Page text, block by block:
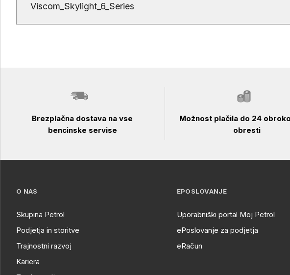
Viscom_Skylight_6_Series
Brezplačna dostava na vse
bencinske servise
Možnost plačila do 24
obresti
O NAS
Skupina Petrol
Podjetja in storitve
Trajnostni razvoj
Kariera
EPOSLOVANJE
Uporabniški portal Moj Petrol
ePoslovanje za podjetja
eRačun